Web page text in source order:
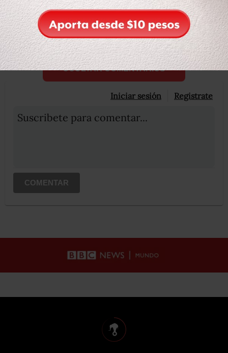
Compartir Leer después
OCULTAR COMENTARIOS
Iniciar sesión Registrate
Suscribete para comentar...
COMENTAR